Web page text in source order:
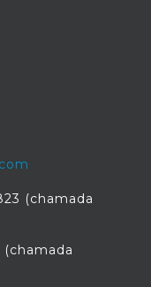
(chamada
(chamada